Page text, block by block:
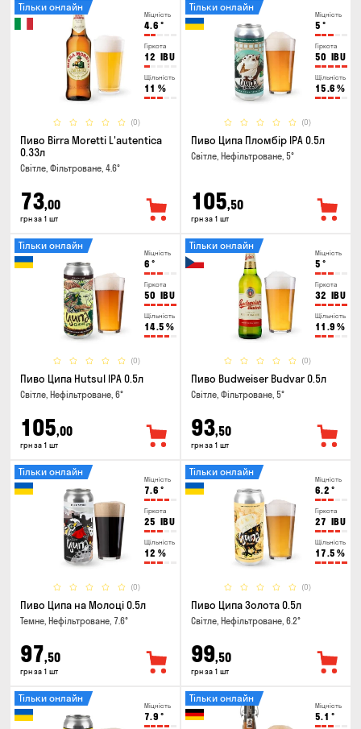
Міцність
4.6 °
Гіркота
12 IBU
Щільність
11 %
(0)
Тільки онлайн
Пиво Birra Moretti L'autentica
0.33л
Світле, Фільтроване, 4.6°
73,00
грн за 1 шт
Міцність
5 °
Гіркота
50 IBU
Щільність
15.6 %
(0)
Тільки онлайн
Пиво Ципа Пломбір IPA 0.5л
Світле, Нефільтроване, 5°
105,50
грн за 1 шт
Міцність
6 °
Гіркота
50 IBU
Щільність
14.5 %
(0)
Тільки онлайн
Пиво Ципа Hutsul IPA 0.5л
Світле, Нефільтроване, 6°
105,00
грн за 1 шт
Міцність
5 °
Гіркота
32 IBU
Щільність
11.9 %
(0)
Тільки онлайн
Пиво Budweiser Budvar 0.5л
Світле, Фільтроване, 5°
93,50
грн за 1 шт
Міцність
7.6 °
Гіркота
25 IBU
Щільність
12 %
(0)
Тільки онлайн
Пиво Ципа на Молоці 0.5л
Темне, Нефільтроване, 7.6°
97,50
грн за 1 шт
Міцність
6.2 °
Гіркота
27 IBU
Щільність
17.5 %
(0)
Тільки онлайн
Пиво Ципа Золота 0.5л
Світле, Нефільтроване, 6.2°
99,50
грн за 1 шт
Міцність
7.9 °
Тільки онлайн
Міцність
5.1 °
Тільки онлайн